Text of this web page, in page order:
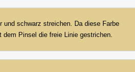
und schwarz streichen. Da diese Farbe
dem Pinsel die freie Linie gestrichen.